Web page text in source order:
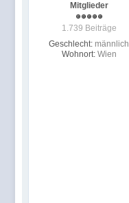
Mitglieder
1.739 Beiträge
Geschlecht: männlich
Wohnort: Wien